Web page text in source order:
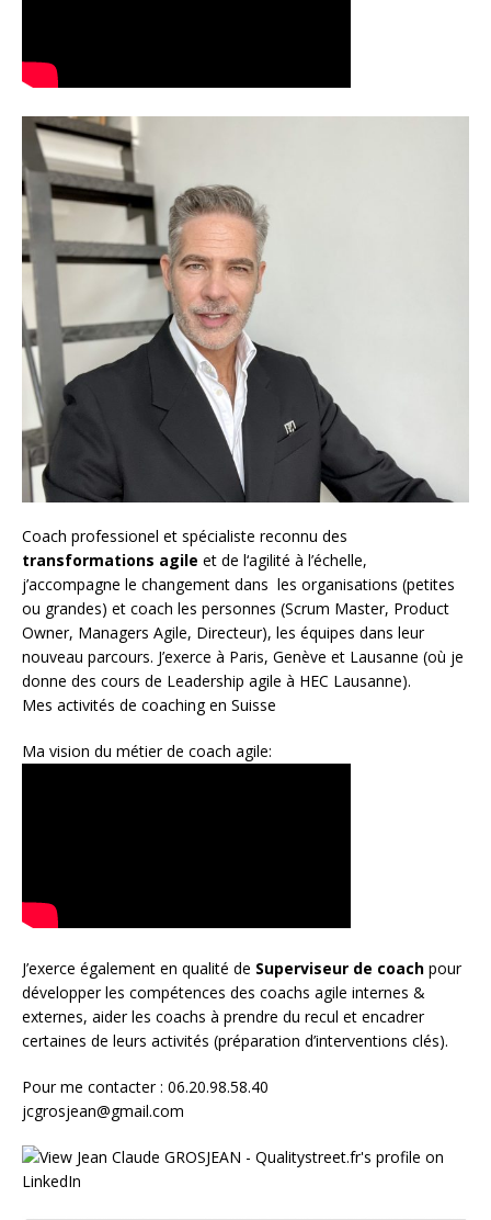
Coach professionel et spécialiste reconnu des
transformations agile et de l‘agilité à l’échelle,
j’accompagne le changement dans les organisations (petites
ou grandes) et coach les personnes (Scrum Master, Product
Owner, Managers Agile, Directeur), les équipes dans leur
nouveau parcours. J’exerce à Paris, Genève et Lausanne (où je
donne des cours de Leadership agile à HEC Lausanne).
Mes activités de coaching en Suisse
Ma vision du métier de coach agile:
J’exerce également en qualité de Superviseur de coach pour
développer les compétences des coachs agile internes &
externes, aider les coachs à prendre du recul et encadrer
certaines de leurs activités (préparation d’interventions clés).
Pour me contacter : 06.20.98.58.40
jcgrosjean@gmail.com